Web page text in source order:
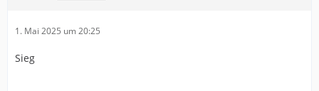
1. Mai 2025 um 20:25
Sieg